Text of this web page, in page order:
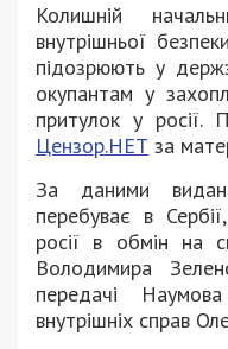
Колишній
внутрішньої
підозрюють у
окупантам у
притулок у росії.
Цензор.НЕТ за
За даними
перебуває в
росії в обмін на
Володимира
передачі
внутрішніх справ